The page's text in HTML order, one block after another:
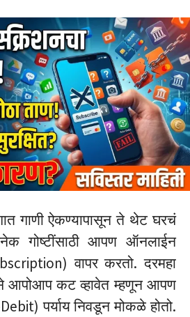
गाणी ऐकण्यापासून ते थेट घरचं
गोष्टींसाठी आपण ऑनलाईन
वापर करतो. दरमहा
आपोआप कट व्हावेत म्हणून आपण
पर्याय निवडून मोकळे होतो.